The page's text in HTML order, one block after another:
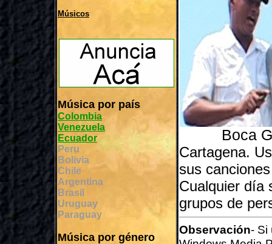
Músicos
Música por país
Colombia
Venezuela
Ecuador
Peru
Bolivia
Chile
Argentina
Brasil
Uruguay
Paraguay
Música por género
Boca
Cartagena.
sus
Cualquier día
grupos de
Observación- Si